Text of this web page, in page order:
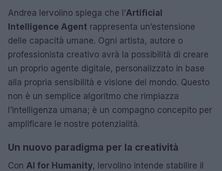
Andrea Iervolino spiega che l’Artificial
Intelligence Agent rappresenta un’estensione
delle capacità umane. Ogni artista, autore o
professionista creativo avrà la possibilità di creare
un proprio agente digitale, personalizzato in base
alla propria sensibilità e visione del mondo. Questo
non è un semplice algoritmo che rimpiazza
l’intelligenza umana; è un compagno concepito per
amplificare le nostre potenzialità.
Un nuovo paradigma per la creatività
Con AI for Humanity, Iervolino intende stabilire il